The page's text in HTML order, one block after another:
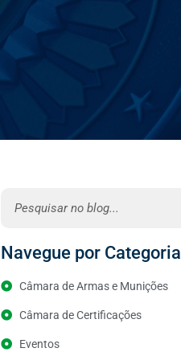
Navegue por Categoria
Câmara de Armas e Munições
Câmara de Certificações
Eventos